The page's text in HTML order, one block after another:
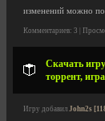
изменений можно
Комментариев: 3 |
Скачать
торрент,
Игру добавил John2s